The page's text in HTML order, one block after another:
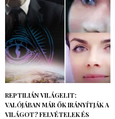
REPTILIÁN VILÁGELIT:
VALÓJÁBAN MÁR ŐK IRÁNYÍTJÁK A
VILÁGOT? FELVÉTELEK ÉS